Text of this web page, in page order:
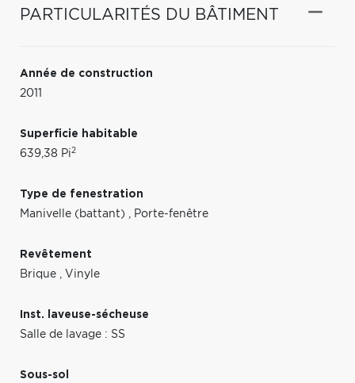
PARTICULARITÉS DU BÂTIMENT
Année de construction
2011
Superficie habitable
639,38 Pi2
Type de fenestration
Manivelle (battant) , Porte-fenêtre
Revêtement
Brique , Vinyle
Inst. laveuse-sécheuse
Salle de lavage : SS
Sous-sol